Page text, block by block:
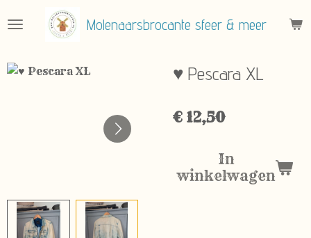
direct
de
Molenaarsbrocante sfeer & meer
♥ Pescara XL
€ 12,50
In
winkelwagen